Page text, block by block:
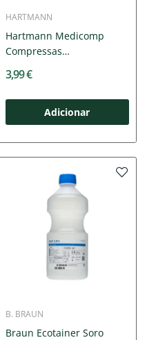
HARTMANN
Hartmann Medicomp
Compressas
3,99 €
Adicionar
B. BRAUN
Braun Ecotainer Soro